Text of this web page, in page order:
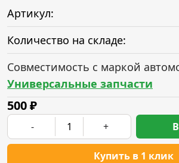
Артикул:
Количество на складе:
Совместимость с маркой
Универсальные запчасти
500₽
- +
Купить в 1 клик